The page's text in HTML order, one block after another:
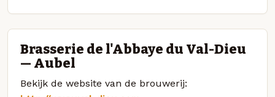
Brasserie de l'Abbaye du Val-Dieu
— Aubel
Bekijk de website van de brouwerij: